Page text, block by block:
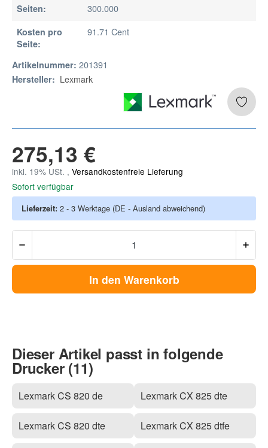
Seiten: 300.000
Kosten pro
Seite:
91.71 Cent
Artikelnummer: 201391
Hersteller: Lexmark
275,13 €
inkl. 19% USt. , Versandkostenfreie Lieferung
Sofort verfügbar
Lieferzeit: 2 - 3 Werktage (DE - Ausland abweichend)
In den Warenkorb
Dieser Artikel passt in folgende
Drucker (11)
Lexmark CS 820 de
Lexmark CS 820 dte
Lexmark CX 825 dte
Lexmark CX 825 dtfe